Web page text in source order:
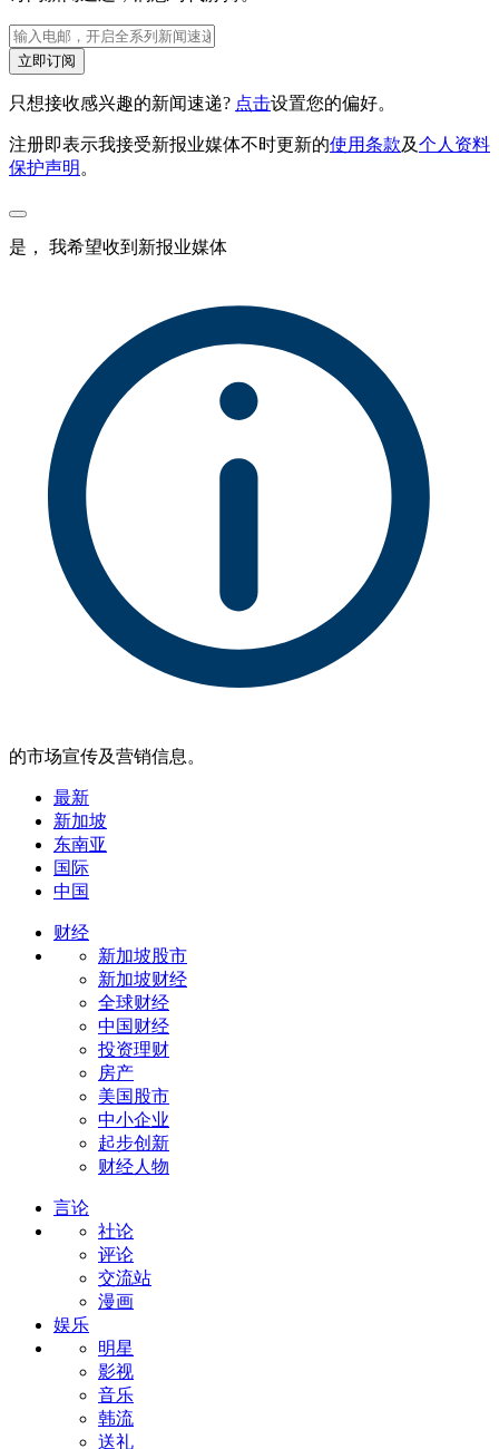
立即订阅
只想接收感兴趣的新闻速递? 点击设置您的偏好。
注册即表示我接受新报业媒体不时更新的使用条款及个人资料
保护声明 。
是， 我希望收到新报业媒体
的市场宣传及营销信息。
最新
新加坡
东南亚
国际
中国
财经
新加坡股市
新加坡财经
全球财经
中国财经
投资理财
房产
美国股市
中小企业
起步创新
财经人物
言论
社论
评论
交流站
漫画
娱乐
明星
影视
音乐
韩流
送礼